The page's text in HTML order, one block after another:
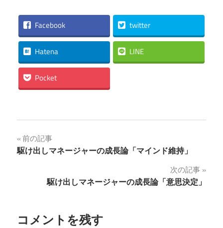
Facebook twitter
Hatena LINE
Pocket
投
稿
ゲ
前の記事
駆け出しマネージャーの成長論「マインド維持​」
次の記事
駆け出しマネージャーの成長論「意思決定」
コメントを残す